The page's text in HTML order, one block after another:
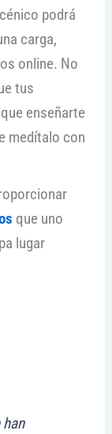
podrá
carga,
online. No
tus
enseñarte
medítalo con
que uno
lugar